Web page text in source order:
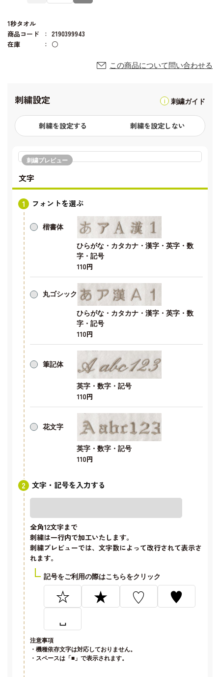
1秒タオル
商品コード
2190399943
在庫
○
この商品について問い合わせる
刺繍設定 刺繍ガイド
刺繍を設定する 刺繍を設定しない
刺繍プレビュー
文字
フォントを選ぶ
楷書体
ひらがな・カタカナ・漢字・英字・数
字・記号
110円
丸ゴシック
ひらがな・カタカナ・漢字・英字・数
字・記号
110円
筆記体
英字・数字・記号
110円
花文字
英字・数字・記号
110円
文字・記号を入力する
全角12文字まで
刺繍は一行内で加工いたします。
刺繍プレビューでは、文字数によって改行されて表示さ
れます。
記号をご利用の際はこちらをクリック
☆ ★ ♡
♥
␣
注意事項
・機種依存文字は対応しておりません。
・スペースは「■」で表示されます。